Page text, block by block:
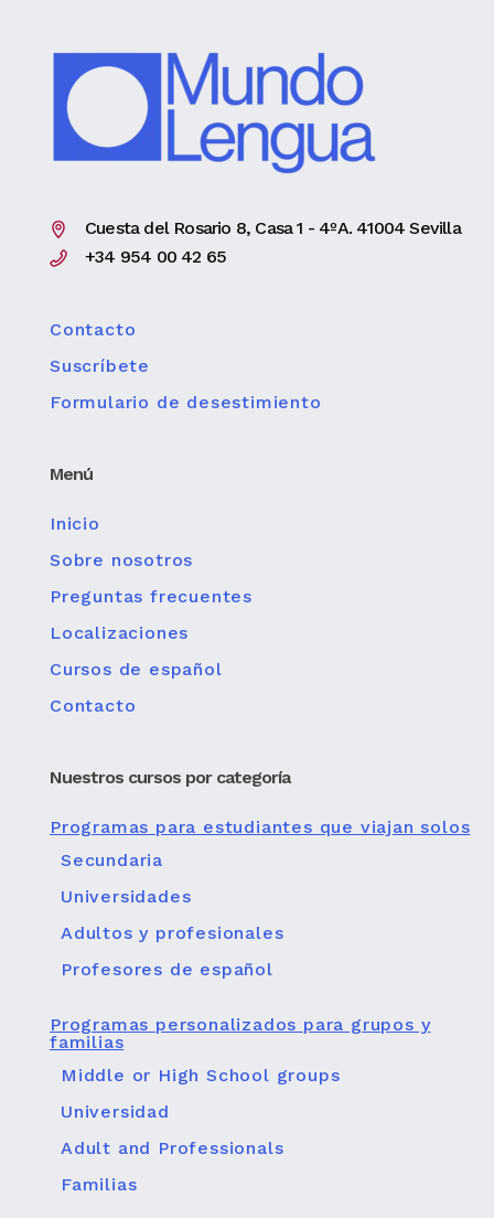
Cuesta del Rosario 8, Casa 1 - 4ºA. 41004 Sevilla
+34 954 00 42 65
Contacto
Suscríbete
Formulario de desestimiento
Menú
Inicio
Sobre nosotros
Preguntas frecuentes
Localizaciones
Cursos de español
Contacto
Nuestros cursos por categoría
Programas para estudiantes que viajan solos
Secundaria
Universidades
Adultos y profesionales
Profesores de español
Programas personalizados para grupos y
familias
Middle or High School groups
Universidad
Adult and Professionals
Familias